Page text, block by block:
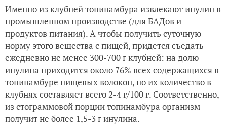
Именно из клубней топинамбура извлекают инулин в
промышленном производстве (для БАДов и
продуктов питания). А чтобы получить суточную
норму этого вещества с пищей, придется съедать
ежедневно не менее 300-700 г клубней: на долю
инулина приходится около 76% всех содержащихся в
топинамбуре пищевых волокон, но их количество в
клубнях составляет всего 2-4 г/100 г. Соответственно,
из стограммовой порции топинамбура организм
получит не более 1,5-3 г инулина.